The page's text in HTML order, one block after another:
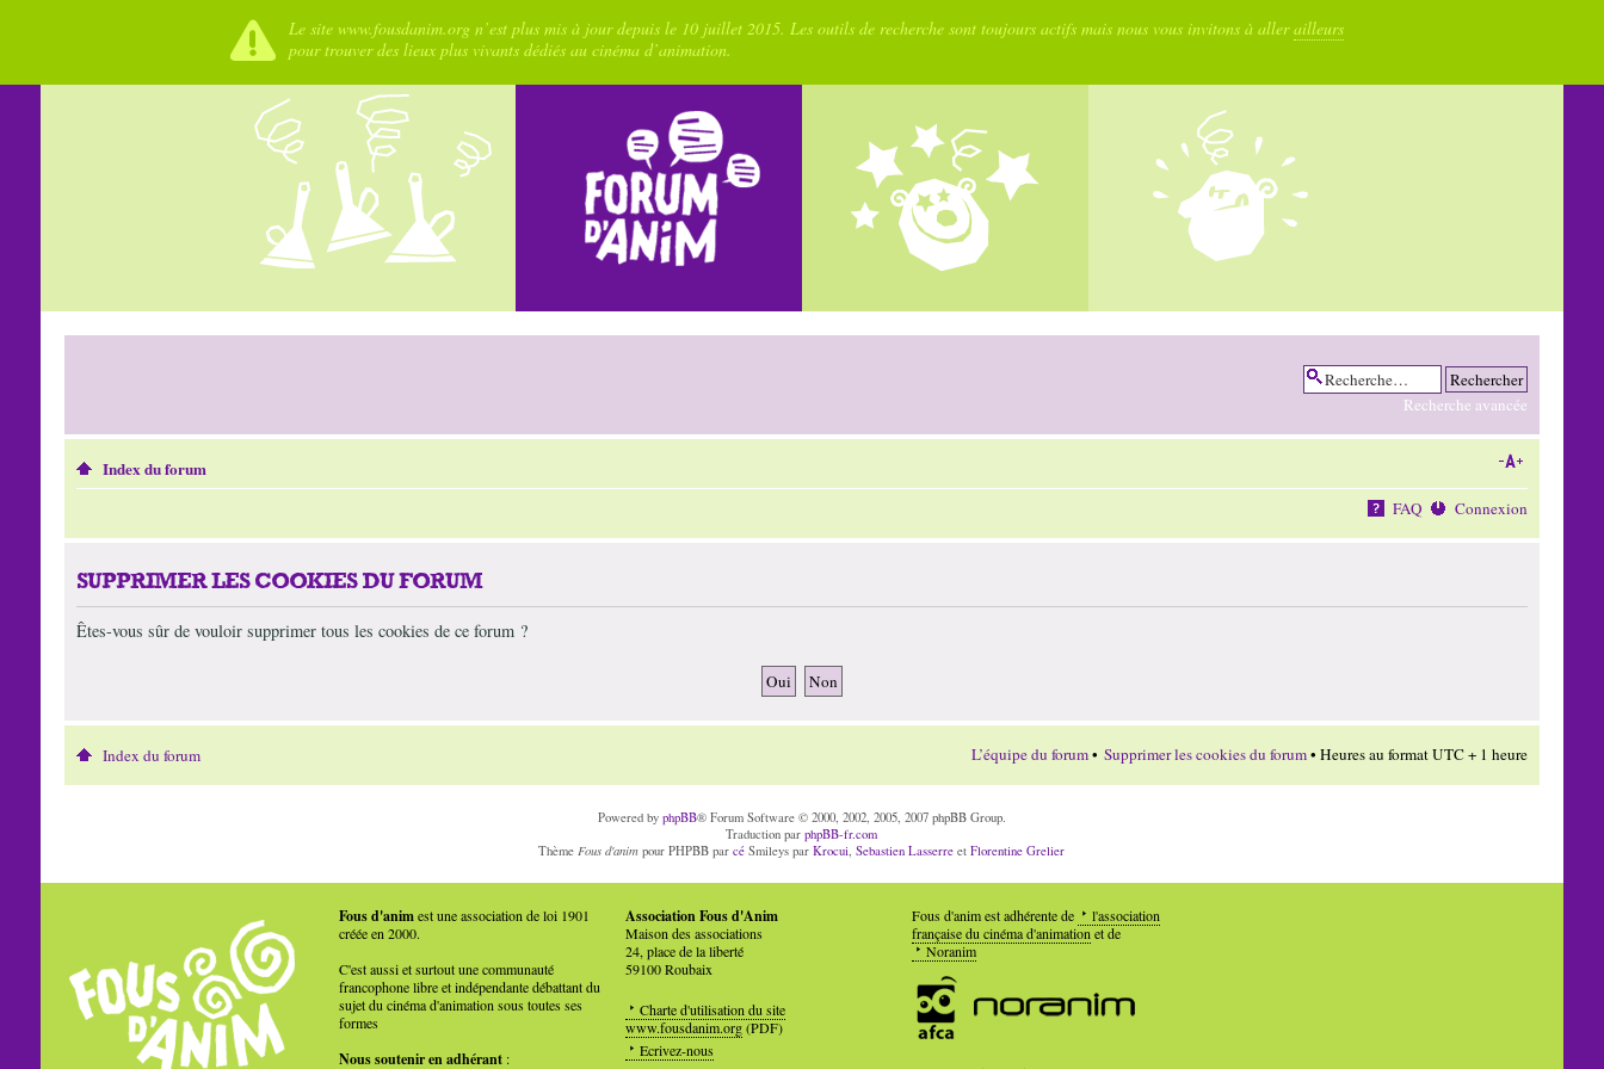
Le site www.fousdanim.org n’est plus mis à jour depuis le 10 juillet 2015. Les outils de recherche sont toujours actifs mais nous vous invitons à allerailleurs
pour trouver des lieux plus vivants dédiés au cinéma d’animation.
Recherche avancée
Index du forum
FAQ Connexion
SUPPRIMER LES COOKIES DU FORUM
Êtes-vous sûr de vouloir supprimer tous les cookies de ce forum ?
Index du forum L’équipe du forum• Supprimer les cookies du forum• Heures au format UTC + 1 heure
Powered by phpBB® Forum Software © 2000, 2002, 2005, 2007 phpBB Group.
Traduction parphpBB-fr.com
ThèmeFous d'anim pour PHPBB parcé Smileys parKrocui,Sebastien Lasserre etFlorentine Grelier
Fous d'animest une association de loi 1901
créée en 2000.
C'est aussi et surtout une communauté
francophone libre et indépendante débattant du
sujet du cinéma d'animation sous toutes ses
formes
Nous soutenir en adhérant:
Association Fous d'Anim
Maison des associations
24, place de la liberté
59100 Roubaix
Charte d'utilisation du site
www.fousdanim.org(PDF)
Ecrivez-nous
Fous d'anim est adhérente de
l'association
française du cinéma d'animation et de
Noranim